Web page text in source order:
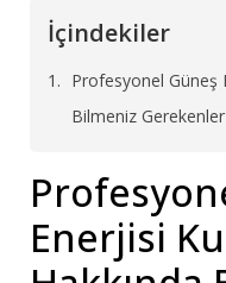
İçindekiler
Profesyonel Güneş
Bilmeniz Gerekenler
Enerjisi